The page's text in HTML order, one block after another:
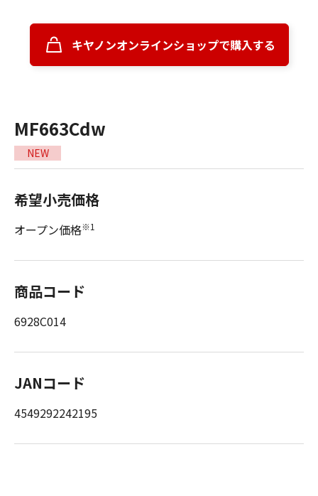
MF663Cdw
NEW
希望小売価格
オープン価格※1
商品コード
6928C014
JANコード
4549292242195
キヤノンオンラインショップで購入する